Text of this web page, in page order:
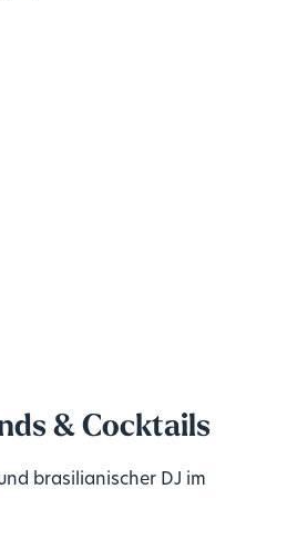
& Cocktails
brasilianischer DJ im